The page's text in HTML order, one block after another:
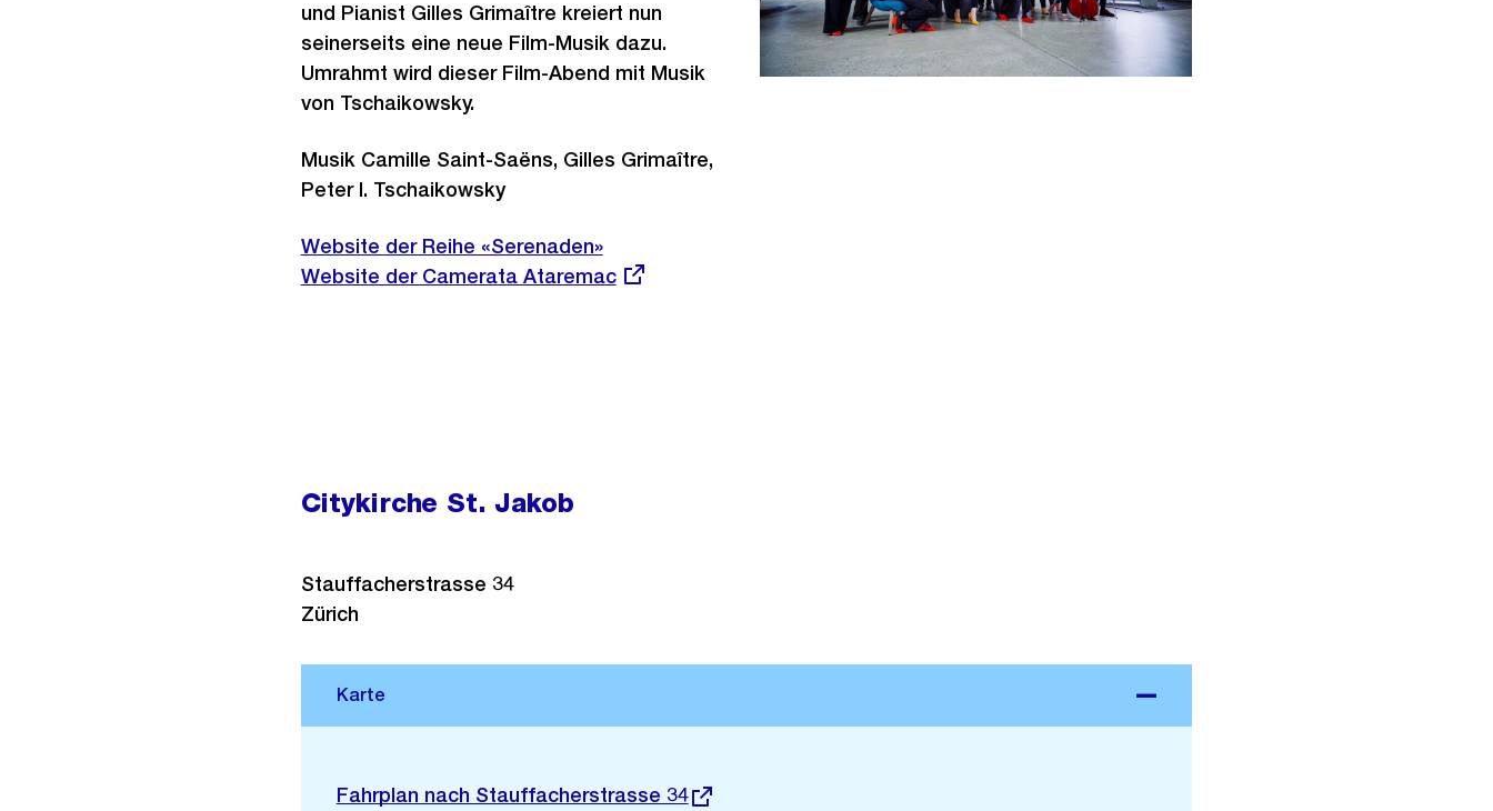
und Pianist Gilles Grimaître kreiert nun
seinerseits eine neue Film-Musik dazu.
Umrahmt wird dieser Film-Abend mit Musik
von Tschaikowsky.
Musik Camille Saint-Saëns, Gilles Grimaître,
Peter I. Tschaikowsky
Website der Reihe «Serenaden»
Externer
Website der Camerata Ataremac
Citykirche St. Jakob
Externer
Fahrplan nach Stauffacherstrasse 34
Stauffacherstrasse 34
Zürich